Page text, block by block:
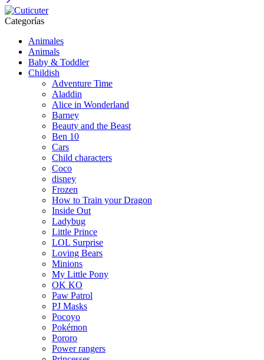
Categorías
Animales
Animals
Baby & Toddler
Childish
Adventure Time
Aladdin
Alice in Wonderland
Barney
Beauty and the Beast
Ben 10
Cars
Child characters
Coco
disney
Frozen
How to Train your Dragon
Inside Out
Ladybug
Little Prince
LOL Surprise
Loving Bears
Minions
My Little Pony
OK KO
Paw Patrol
PJ Masks
Pocoyo
Pokémon
Pororo
Power rangers